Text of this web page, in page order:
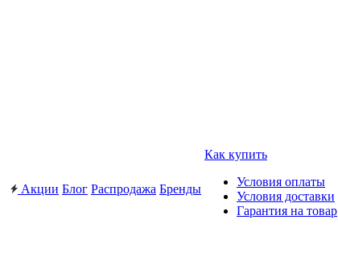
Акции Блог Распродажа Бренды
Как купить
Условия оплаты
Условия доставки
Гарантия на товар